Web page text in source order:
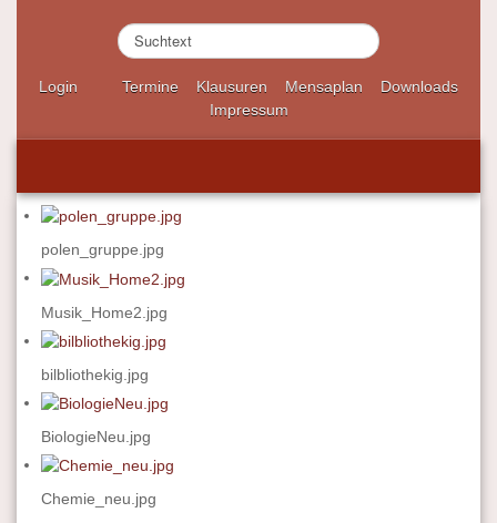
S
u
c
n
.
.
Login Termine Klausuren Mensaplan
Downloads
Impressum
polen_gruppe.jpg
Musik_Home2.jpg
bilbliothekig.jpg
BiologieNeu.jpg
Chemie_neu.jpg